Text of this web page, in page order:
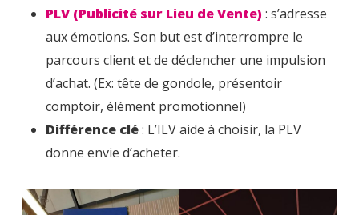
PLV (Publicité sur Lieu de Vente) : s’adresse
aux émotions. Son but est d’interrompre le
parcours client et de déclencher une impulsion
d’achat. (Ex: tête de gondole, présentoir
comptoir, élément promotionnel)
Différence clé: L’ILV aide à choisir, la PLV
donne envie d’acheter.